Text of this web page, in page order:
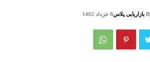
بازاریابی پلاس8 خرداد 1402